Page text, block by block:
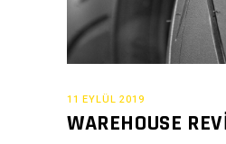
11 EYLÜL 2019
WAREHOUSE